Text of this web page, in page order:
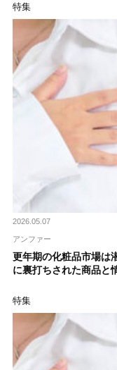
特集
2026.05.07
アンファー
更年期の化粧品市場
に裏打ちされた商品と
特集